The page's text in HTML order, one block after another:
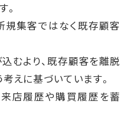
。
規集客ではなく既存顧客
むより、既存顧客を離脱
えに基づいています。
店履歴や購買履歴を蓄